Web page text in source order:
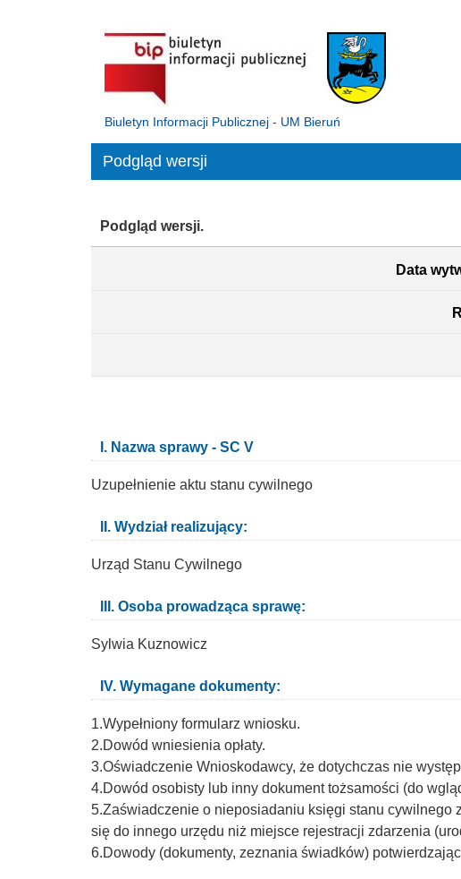
Biuletyn Informacji Publicznej - UM Bieruń
Podgląd wersji
Podgląd wersji.
Data
I. Nazwa sprawy - SC V
Uzupełnienie aktu stanu cywilnego
II. Wydział realizujący:
Urząd Stanu Cywilnego
III. Osoba prowadząca sprawę:
Sylwia Kuznowicz
IV. Wymagane dokumenty:
1.Wypełniony formularz wniosku.
2.Dowód wniesienia opłaty.
3.Oświadczenie Wnioskodawcy, że dotychczas nie
4.Dowód osobisty lub inny dokument tożsamości (do
5.Zaświadczenie o nieposiadaniu księgi stanu cywilnego
się do innego urzędu niż miejsce rejestracji zdarzenia
6.Dowody (dokumenty, zeznania świadków)